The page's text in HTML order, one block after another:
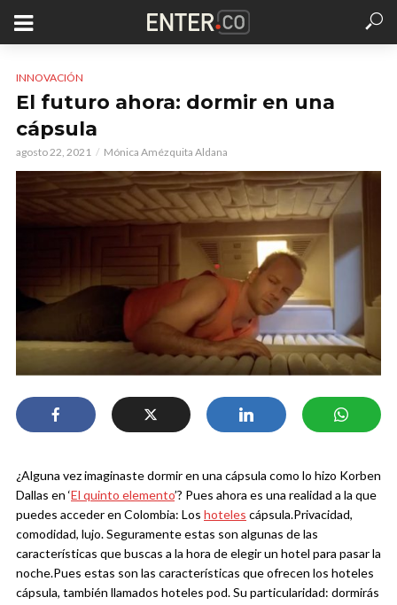
INNOVACIÓN
El futuro ahora: dormir en una
cápsula
agosto 22, 2021 Mónica Amézquita Aldana
¿Alguna vez imaginaste dormir en una cápsula como lo hizo Korben
Dallas en ‘El quinto elemento’? Pues ahora es una realidad a la que
puedes acceder en Colombia: Los hoteles cápsula.Privacidad,
comodidad, lujo. Seguramente estas son algunas de las
características que buscas a la hora de elegir un hotel para pasar la
noche.Pues estas son las características que ofrecen los hoteles
cápsula, también llamados hoteles pod. Su particularidad: dormirás